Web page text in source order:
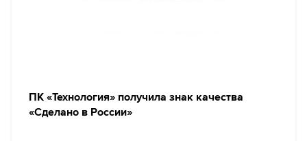
ПК «Технология» получила знак качества
«Сделано в России»